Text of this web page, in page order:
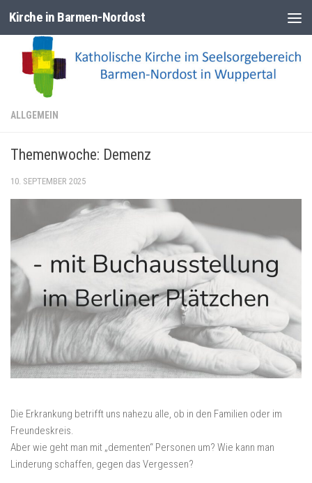
Zum Inhalt springen
Kirche in Barmen-Nordost
ALLGEMEIN
Themenwoche: Demenz
10. SEPTEMBER 2025
Die Erkrankung betrifft uns nahezu alle, ob in den Familien oder im
Freundeskreis.
Aber wie geht man mit „dementen“ Personen um? Wie kann man
Linderung schaffen, gegen das Vergessen?